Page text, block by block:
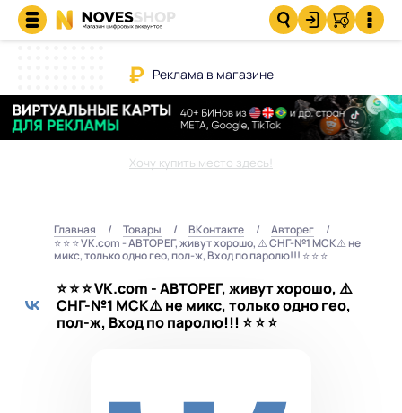
Реклама в магазине
Хочу купить место здесь!
Главная Товары ВКонтакте
Авторег
⭐️ ⭐️ ⭐️ VK.com - АВТОРЕГ, живут хорошо, ⚠️ СНГ-№1 МСК⚠️ не
микс, только одно гео, пол-ж, Вход по паролю!!! ⭐️ ⭐️ ⭐️
⭐️ ⭐️ ⭐️ VK.com - АВТОРЕГ, живут хорошо, ⚠️
СНГ-№1 МСК⚠️ не микс, только одно гео,
пол-ж, Вход по паролю!!! ⭐️ ⭐️ ⭐️